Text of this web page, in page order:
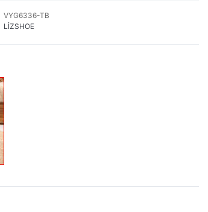
VYG6336-TB
LİZSHOE